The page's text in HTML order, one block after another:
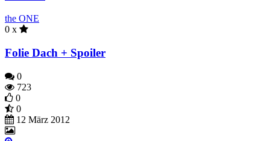
the ONE
0 x
Folie Dach + Spoiler
0
723
0
0
12 März 2012